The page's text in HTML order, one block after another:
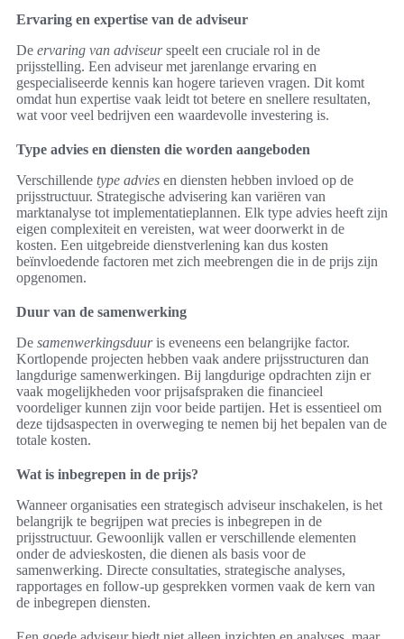
Ervaring en expertise van de adviseur
De ervaring van adviseurspeelt een cruciale rol in de
prijsstelling. Een adviseur met jarenlange ervaring en
gespecialiseerde kennis kan hogere tarieven vragen. Dit komt
omdat hun expertise vaak leidt tot betere en snellere resultaten,
wat voor veel bedrijven een waardevolle investering is.
Type advies en diensten die worden aangeboden
Verschillende type advies en diensten hebben invloed op de
prijsstructuur. Strategische advisering kan variëren van
marktanalyse tot implementatieplannen. Elk type advies heeft zijn
eigen complexiteit en vereisten, wat weer doorwerkt in de
kosten. Een uitgebreide dienstverlening kan dus kosten
beïnvloedende factoren met zich meebrengen die in de prijs zijn
opgenomen.
Duur van de samenwerking
De samenwerkingsduuris eveneens een belangrijke factor.
Kortlopende projecten hebben vaak andere prijsstructuren dan
langdurige samenwerkingen. Bij langdurige opdrachten zijn er
vaak mogelijkheden voor prijsafspraken die financieel
voordeliger kunnen zijn voor beide partijen. Het is essentieel om
deze tijdsaspecten in overweging te nemen bij het bepalen van de
totale kosten.
Wat is inbegrepen in de prijs?
Wanneer organisaties een strategisch adviseur inschakelen, is het
belangrijk te begrijpen wat precies is inbegrepen in de
prijsstructuur. Gewoonlijk vallen er verschillende elementen
onder de advieskosten, die dienen als basis voor de
samenwerking. Directe consultaties, strategische analyses,
rapportages en follow-up gesprekken vormen vaak de kern van
de inbegrepen diensten.